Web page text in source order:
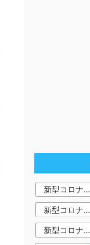
新型コロナウイルス
新型コロナウィルス
新型コロナウイルス感染症